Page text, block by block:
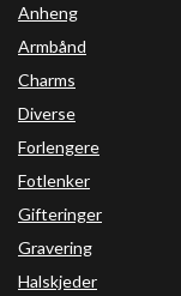
Anheng
Armbånd
Charms
Diverse
Forlengere
Fotlenker
Gifteringer
Gravering
Halskjeder